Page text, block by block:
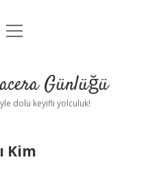
Uyarı
menüyü
Günlüğü
dolu keyifli yolculuk!
Kim